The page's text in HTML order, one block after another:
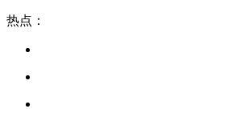
热点：